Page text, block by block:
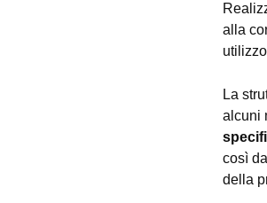
alla
La
alcuni
così
della